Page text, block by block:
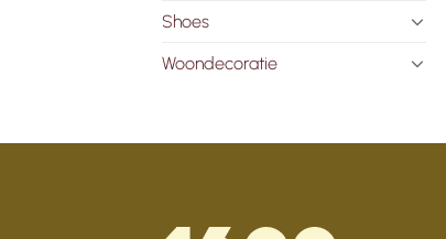
Shoes
Woondecoratie